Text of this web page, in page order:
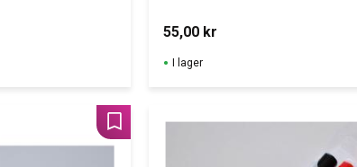
55,00 kr
I lager
Lägg till i favoriter